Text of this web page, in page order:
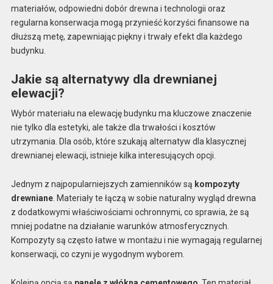
materiałów, odpowiedni dobór drewna i technologii oraz
regularna konserwacja mogą przynieść korzyści finansowe na
dłuższą metę, zapewniając piękny i trwały efekt dla każdego
budynku.
Jakie są alternatywy dla drewnianej
elewacji?
Wybór materiału na elewację budynku ma kluczowe znaczenie
nie tylko dla estetyki, ale także dla trwałości i kosztów
utrzymania. Dla osób, które szukają alternatyw dla klasycznej
drewnianej elewacji, istnieje kilka interesujących opcji.
Jednym z najpopularniejszych zamienników są kompozyty
drewniane. Materiały te łączą w sobie naturalny wygląd drewna
z dodatkowymi właściwościami ochronnymi, co sprawia, że są
mniej podatne na działanie warunków atmosferycznych.
Kompozyty są często łatwe w montażu i nie wymagają regularnej
konserwacji, co czyni je wygodnym wyborem.